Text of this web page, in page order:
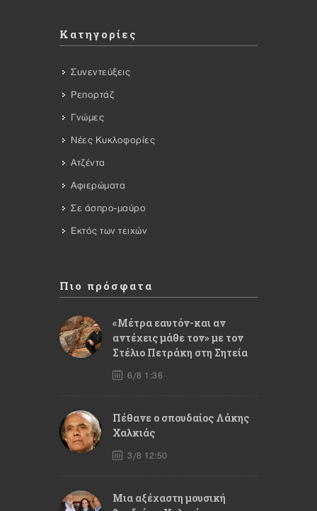
Κατηγορίες
Συνεντεύξεις
Ρεπορτάζ
Γνώμες
Νέες Κυκλοφορίες
Ατζέντα
Αφιερώματα
Σε άσπρο-μαύρο
Εκτός των τειχών
Πιο πρόσφατα
«Μέτρα εαυτόν-και αν
αντέχεις μάθε τον» με τον
Στέλιο Πετράκη στη Σητεία
6/8 1:36
Πέθανε ο σπουδαίος Λάκης
Χαλκιάς
3/8 12:50
Mια αξέχαστη μουσική